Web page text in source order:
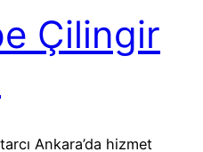
Çilingir
Ankara’da hizmet